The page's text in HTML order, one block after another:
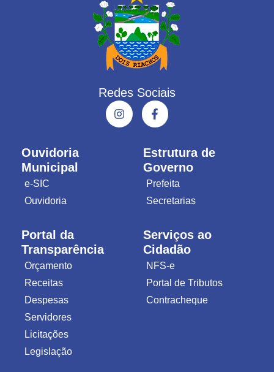
Redes Sociais
Ouvidoria
Municipal
e-SIC
Ouvidoria
Portal da
Transparência
Orçamento
Receitas
Despesas
Servidores
Licitações
Legislação
Estrutura de
Governo
Prefeita
Secretarias
Serviços ao
Cidadão
NFS-e
Portal de Tributos
Contracheque